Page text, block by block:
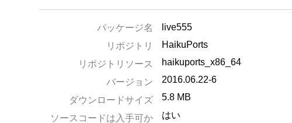
パッケージ名
live555
リポジトリ
HaikuPorts
リポジトリソース
haikuports_x86_64
バージョン
2016.06.22-6
ダウンロードサイズ 5.8 MB
ソースコードは入手可か はい